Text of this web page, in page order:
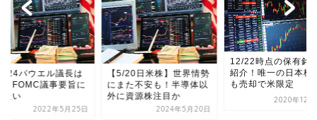
24パウエル議長は
！FOMC議事要旨に
たい
2022年5月25日
【5/20日米株】世界情勢
にまた不安も！半導体以
外に資源株注目か
2024年5月20日
12/22時点の保有銘
紹介！唯一の日本株
も売却で米限定
2020年12